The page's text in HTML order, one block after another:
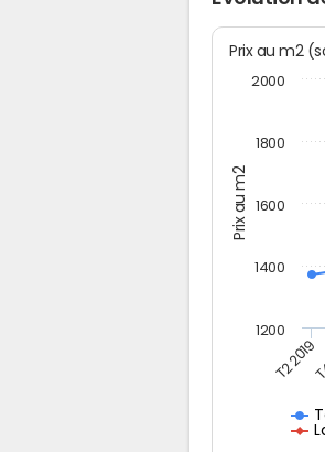
Prix au m2
T2 2019
1200
1400
1600
1800
2000